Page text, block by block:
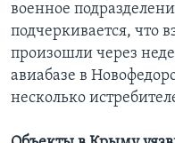
военное
подчеркивается, что
произошли через
авиабазе в
несколько